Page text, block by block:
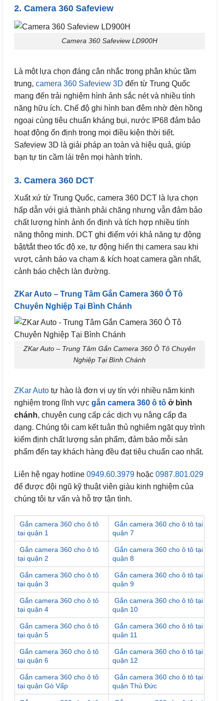
2. Camera 360 Safeview
Camera 360 Safeview LD900H
Là một lựa chọn đáng cân nhắc trong phân khúc tầm
trung, camera 360 Safeview 3D đến từ Trung Quốc
mang đến trải nghiệm hình ảnh sắc nét và nhiều tính
năng hữu ích. Chế độ ghi hình ban đêm nhờ đèn hồng
ngoại cùng tiêu chuẩn kháng bụi, nước IP68 đảm bảo
hoạt động ổn định trong mọi điều kiện thời tiết.
Safeview 3D là giải pháp an toàn và hiệu quả, giúp
bạn tự tin cầm lái trên mọi hành trình.
3. Camera 360 DCT
Xuất xứ từ Trung Quốc, camera 360 DCT là lựa chọn
hấp dẫn với giá thành phải chăng nhưng vẫn đảm bảo
chất lượng hình ảnh ổn định và tích hợp nhiều tính
năng thông minh. DCT ghi điểm với khả năng tự động
bật/tắt theo tốc độ xe, tự động hiển thị camera sau khi
vượt, cảnh báo va chạm & kích hoạt camera gần nhất,
cảnh báo chệch làn đường.
ZKar Auto – Trung Tâm Gắn Camera 360 Ô Tô
Chuyên Nghiệp Tại Bình Chánh
ZKar Auto – Trung Tâm Gắn Camera 360 Ô Tô Chuyên
Nghiệp Tại Bình Chánh
ZKar Auto tự hào là đơn vị uy tín với nhiều năm kinh
nghiệm trong lĩnh vực gắn camera 360 ô tô ở bình
chánh, chuyên cung cấp các dịch vụ nâng cấp đa
dạng. Chúng tôi cam kết tuân thủ nghiêm ngặt quy trình
kiểm định chất lượng sản phẩm, đảm bảo mỗi sản
phẩm đến tay khách hàng đều đạt tiêu chuẩn cao nhất.
Liên hệ ngay hotline 0949.60.3979 hoặc 0987.801.029
để được đội ngũ kỹ thuật viên giàu kinh nghiệm của
chúng tôi tư vấn và hỗ trợ tận tình.
Gắn camera 360 cho ô tô
tại quận 1
Gắn camera 360 cho ô tô tại
quận 7
Gắn camera 360 cho ô tô
tại quận 2
Gắn camera 360 cho ô tô tại
quận 8
Gắn camera 360 cho ô tô
tại quận 3
Gắn camera 360 cho ô tô tại
quận 9
Gắn camera 360 cho ô tô
tại quận 4
Gắn camera 360 cho ô tô tại
quận 10
Gắn camera 360 cho ô tô
tại quận 5
Gắn camera 360 cho ô tô tại
quận 11
Gắn camera 360 cho ô tô
tại quận 6
Gắn camera 360 cho ô tô tại
quận 12
Gắn camera 360 cho ô tô
tại quận Gò Vấp
Gắn camera 360 cho ô tô tại
quận Thủ Đức